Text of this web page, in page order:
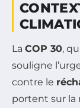
La COP 30,
souligne
contre le
portent sur la